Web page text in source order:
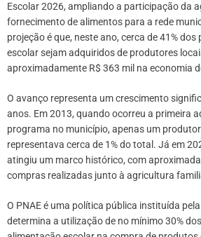
Escolar 2026, ampliando a participação da
fornecimento de alimentos para a rede
projeção é que, neste ano, cerca de 41%
escolar sejam adquiridos de produtores
aproximadamente R$ 363 mil na economia
O avanço representa um crescimento
anos. Em 2013, quando ocorreu a primeira
programa no município, apenas um
representava cerca de 1% do total. Já em
atingiu um marco histórico, com
compras realizadas junto à agricultura
O PNAE é uma política pública instituída
determina a utilização de no mínimo 30%